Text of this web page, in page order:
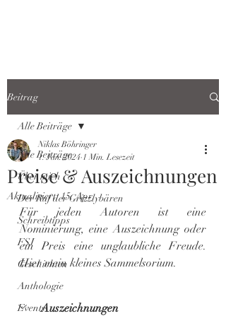
Beitrag
Alle Beiträge
Über mich
Der Ruf der Grizzlybären
Schreibtipps
FSJ
Geschichten
Anthologie
Events
Alle Beiträge
Preise & Auszeichnungen
Niklas Böhringer
1. Jan. 2024 1 Min. Lesezeit
Aktualisiert:15. Apr.
Für jeden Autoren ist eine
Nominierung, eine Auszeichnung oder
ein Preis eine unglaubliche Freude.
Hier mein kleines Sammelsorium.
Auszeichnungen